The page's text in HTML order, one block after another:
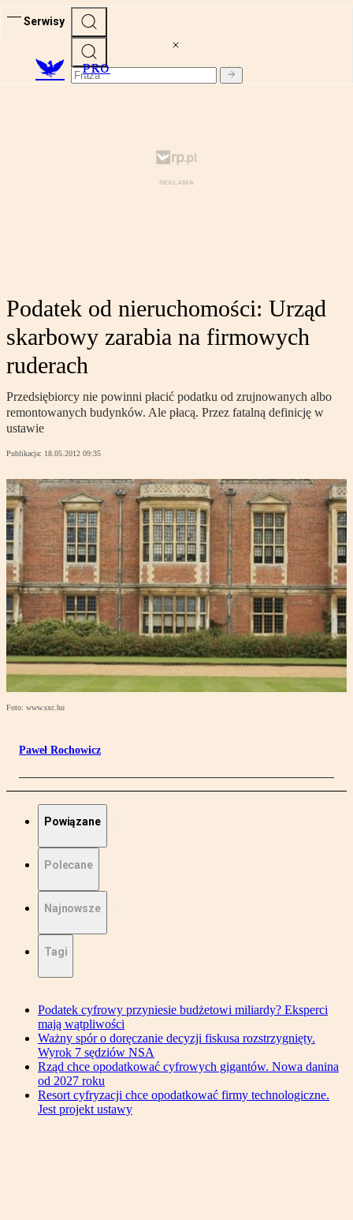
Serwisy
PRO
Podatek od nieruchomości: Urząd
skarbowy zarabia na firmowych
ruderach
Przedsiębiorcy nie powinni płacić podatku od zrujnowanych albo
remontowanych budynków. Ale płacą. Przez fatalną definicję w
ustawie
Publikacja: 18.05.2012 09:35
Foto: www.sxc.hu
Paweł Rochowicz
Powiązane
Polecane
Najnowsze
Tagi
Podatek cyfrowy przyniesie budżetowi miliardy? Eksperci
mają wątpliwości
Ważny spór o doręczanie decyzji fiskusa rozstrzygnięty.
Wyrok 7 sędziów NSA
Rząd chce opodatkować cyfrowych gigantów. Nowa danina
od 2027 roku
Resort cyfryzacji chce opodatkować firmy technologiczne.
Jest projekt ustawy